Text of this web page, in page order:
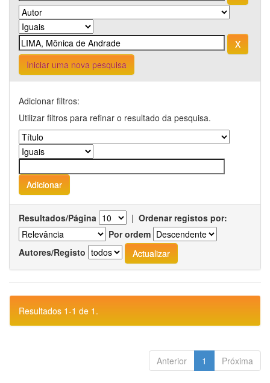
Iniciar uma nova pesquisa
Adicionar filtros:
Utilizar filtros para refinar o resultado da pesquisa.
Resultados/Página | Ordenar registos por:
Por ordem
Autores/Registo
Resultados 1-1 de 1.
Anterior 1 Próxima